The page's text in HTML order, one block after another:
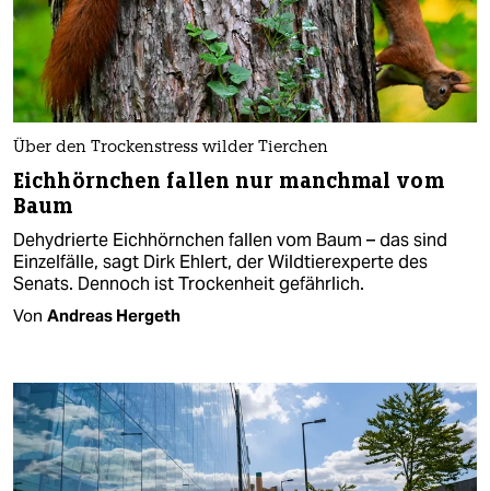
Über den Trockenstress wilder Tierchen
Eichhörnchen fallen nur manch­mal vom
Baum
Dehydrierte Eichhörnchen fallen vom Baum – das sind
Einzelfälle, sagt Dirk Ehlert, der Wildtierexperte des
Senats. Dennoch ist Trockenheit gefährlich.
Von Andreas Hergeth